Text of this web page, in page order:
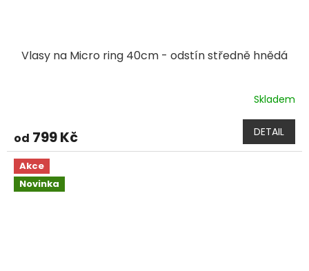
Vlasy na Micro ring 40cm - odstín středně hnědá
Skladem
od 799 Kč DETAIL
Akce
Novinka